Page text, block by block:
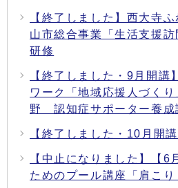
【終了しました】西大寺
山市総合事業「生活支援
研修
【終了しました・9月開講
ワーク「地域応援人づく
野 認知症サポーター養成
【終了しました・10月開
【中止になりました】【6
ためのプール講座「肩こり